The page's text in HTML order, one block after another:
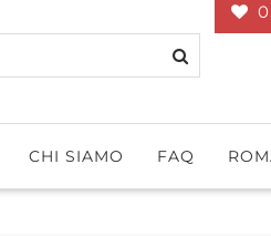
0
CHI SIAMO FAQ